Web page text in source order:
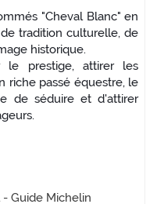
"Cheval Blanc" en
tradition culturelle, de
historique.
prestige, attirer les
riche passé équestre, le
de séduire et d'attirer
Guide Michelin